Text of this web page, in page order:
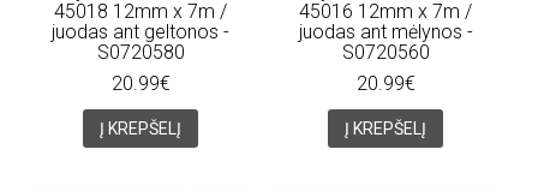
45018 12mm x 7m /
juodas ant geltonos -
S0720580
20.99€
Į KREPŠELĮ
45016 12mm x 7m /
juodas ant mėlynos -
S0720560
20.99€
Į KREPŠELĮ